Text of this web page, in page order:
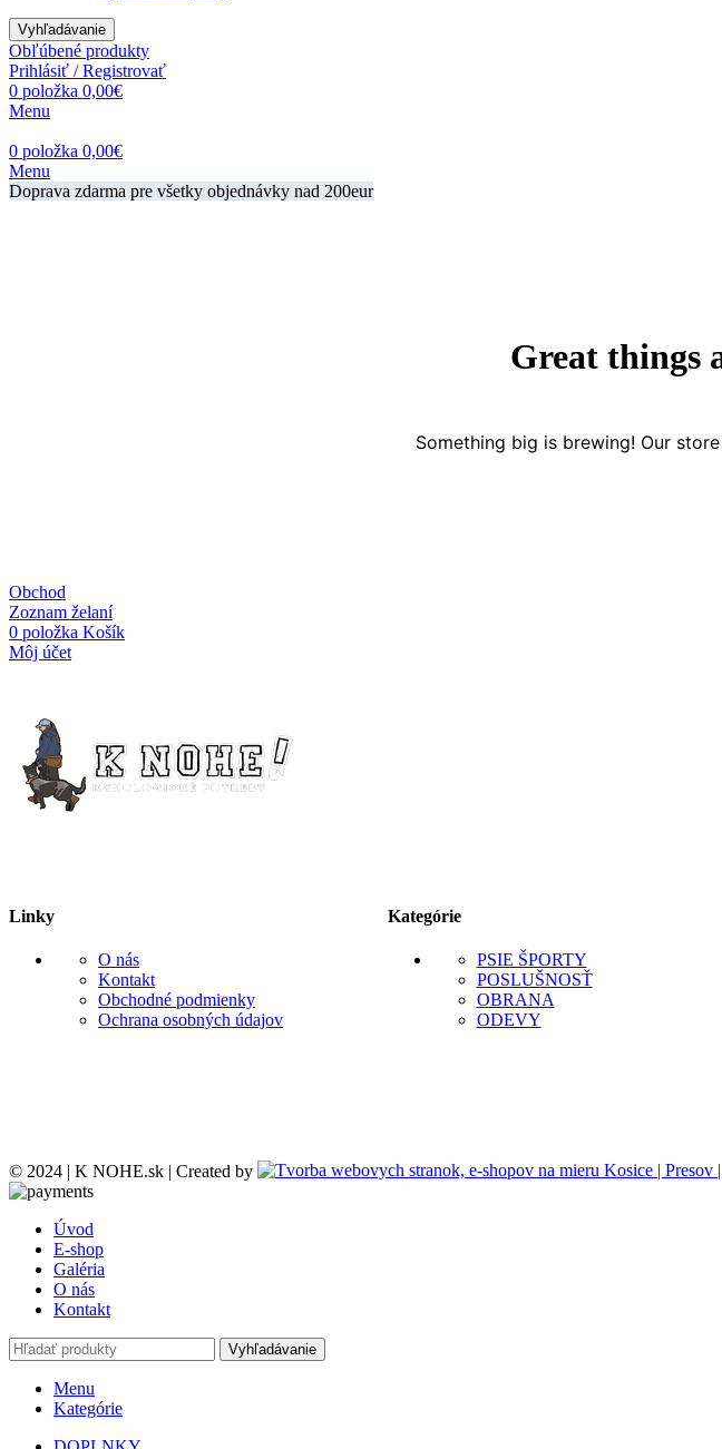
Vyhľadávanie
Obľúbené produkty
Prihlásiť / Registrovať
0 položka 0,00€
Menu
0 položka 0,00€
Menu
Doprava zdarma pre všetky objednávky nad 200eur
Great things
Something big is brewing! Our
Obchod
Zoznam želaní
0 položka Košík
Môj účet
Linky
O nás
Kontakt
Obchodné podmienky
Ochrana osobných údajov
Kategórie
PSIE ŠPORTY
POSLUŠNOSŤ
OBRANA
ODEVY
© 2024 | K NOHE.sk | Created by
Úvod
E-shop
Galéria
O nás
Kontakt
Vyhľadávanie
Menu
Kategórie